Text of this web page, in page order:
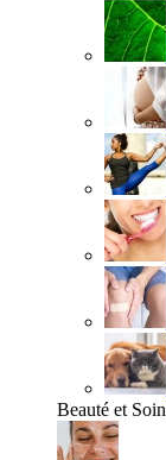
Beauté et Soin